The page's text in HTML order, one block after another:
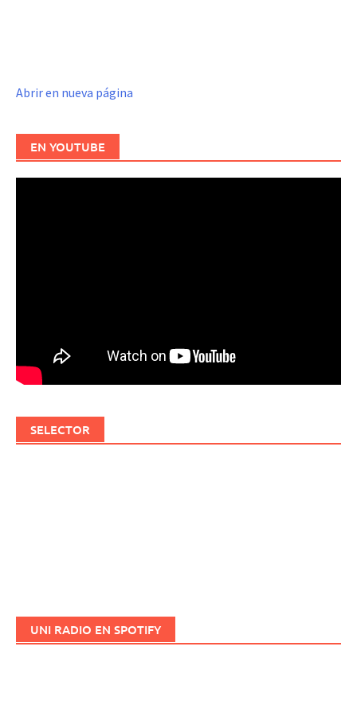
Abrir en nueva página
EN YOUTUBE
SELECTOR
UNI RADIO EN SPOTIFY